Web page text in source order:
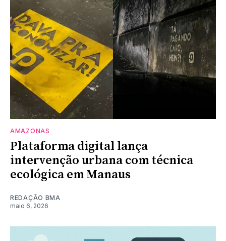
AMAZONAS
Plataforma digital lança
intervenção urbana com técnica
ecológica em Manaus
REDAÇÃO BMA
maio 6, 2026